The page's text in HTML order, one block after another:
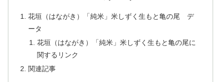
花垣（はながき）「純米」米しずく生もと亀の尾 デ
ータ
花垣（はながき）「純米」米しずく生もと亀の尾に
関するリンク
関連記事